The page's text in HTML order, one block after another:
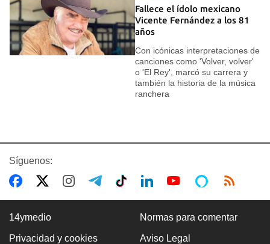
Fallece el ídolo mexicano
Vicente Fernández a los 81
años
Con icónicas interpretaciones de
canciones como 'Volver, volver'
o 'El Rey', marcó su carrera y
también la historia de la música
ranchera
Síguenos:
14ymedio Normas para comentar
Privacidad y cookies Aviso Legal